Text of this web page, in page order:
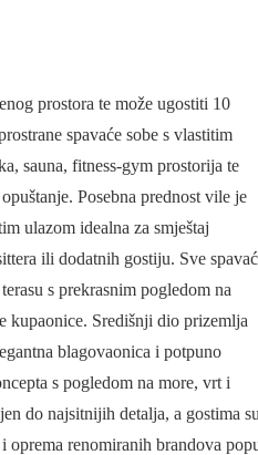
prostora te može ugostiti 10
spavaće sobe s vlastitim
sauna, fitness-gym prostorija te
Posebna prednost vile je
ulazom idealna za smještaj
ili dodatnih gostiju. Sve
s prekrasnim pogledom na
kupaonice. Središnji dio prizemlja
blagovaonica i potpuno
s pogledom na more, vrt i
do najsitnijih detalja, a gostima
oprema renomiranih brandova